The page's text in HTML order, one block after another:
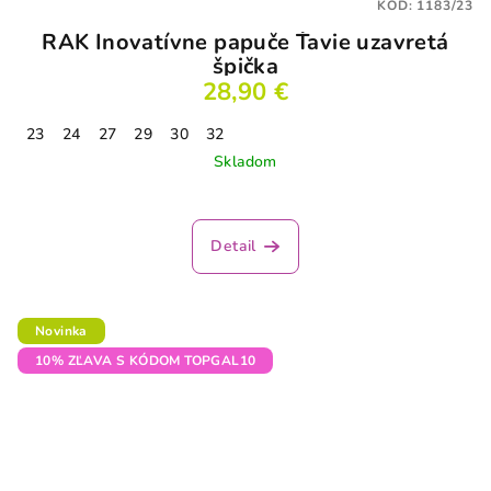
RAK Inovatívne papuče Ťavie uzavretá
špička
28,90 €
23 24 27 29 30
32
Skladom
Detail
KÓD: 1183/23
Novinka
10% ZĽAVA S KÓDOM TOPGAL10